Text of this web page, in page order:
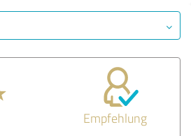
Empfehlung